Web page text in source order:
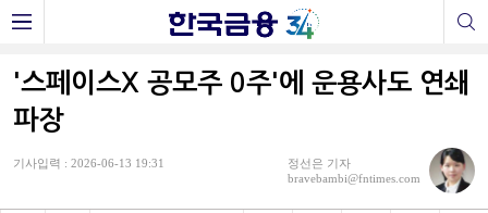
'스페이스X 공모주 0주'에 운용사도 연쇄
파장
기사입력 : 2026-06-13 19:31
정선은 기자
bravebambi@fntimes.com